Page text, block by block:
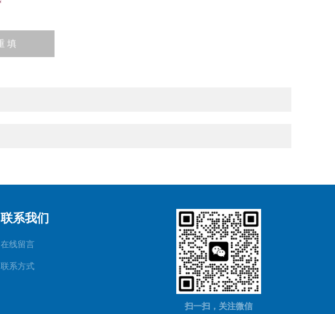
联系我们
在线留言
联系方式
扫一扫，关注微信